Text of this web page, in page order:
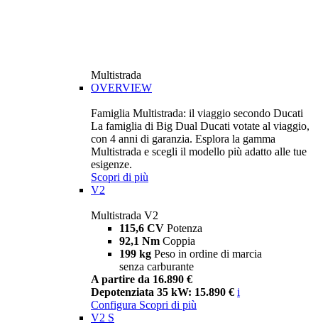
Multistrada
OVERVIEW
Famiglia Multistrada: il viaggio secondo Ducati
La famiglia di Big Dual Ducati votate al viaggio,
con 4 anni di garanzia. Esplora la gamma
Multistrada e scegli il modello più adatto alle tue
esigenze.
Scopri di più
V2
Multistrada V2
115,6 CV Potenza
92,1 Nm Coppia
199 kg Peso in ordine di marcia
senza carburante
A partire da 16.890 €
Depotenziata 35 kW: 15.890 € i
Configura Scopri di più
V2 S